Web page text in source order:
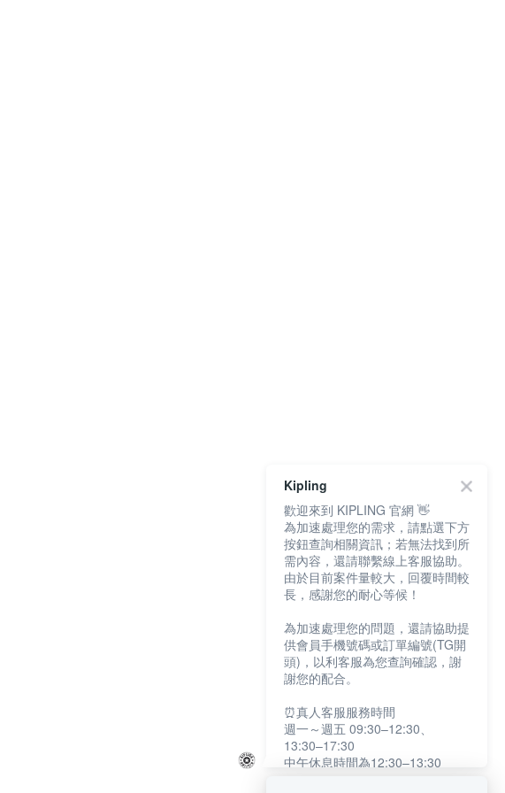
Kipling
歡迎來到 KIPLING 官網 👋
為加速處理您的需求，請點選下方
按鈕查詢相關資訊；若無法找到所
需內容，還請聯繫線上客服協助。
由於目前案件量較大，回覆時間較
長，感謝您的耐心等候！
為加速處理您的問題，還請協助提
供會員手機號碼或訂單編號(TG開
頭)，以利客服為您查詢確認，謝
謝您的配合。
⏰真人客服服務時間
週一～週五 09:30–12:30、
13:30–17:30
中午休息時間為12:30–13:30